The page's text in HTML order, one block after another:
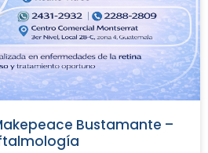
Bustamante –